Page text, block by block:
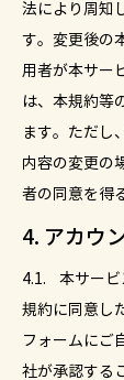
法により周知
す。変更後の
用者が本サー
は、本規約等
ます。ただし
内容の変更の
者の同意を得
4. アカウ
4.1. 本サービ
規約に同意し
フォームにご
社が承認する